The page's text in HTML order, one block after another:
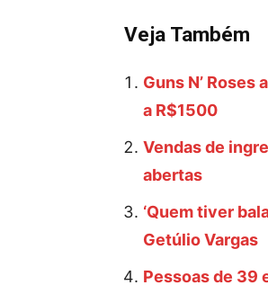
Veja Também
Guns N’
a R$1500
Vendas de
abertas
‘Quem tiver
Getúlio Vargas
Pessoas de 39